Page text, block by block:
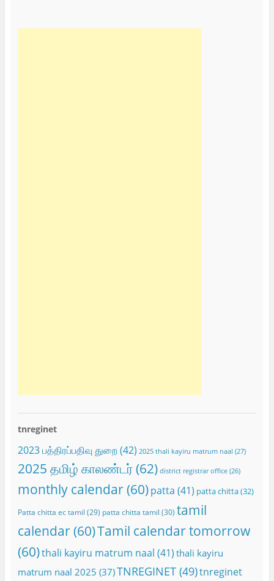
tnreginet
2023 பத்திரப்பதிவு துறை(42) 2025 thali kayiru matrum naal (27)
2025 தமிழ் காலண்டர்(62) district registrar office(26)
monthly calendar(60) patta (41) patta chitta(32)
Patta chitta ec tamil (29) patta chitta tamil (30) tamil
calendar(60)Tamil calendar tomorrow
(60)thali kayiru matrum naal (41) thali kayiru
matrum naal 2025 (37)TNREGINET(49)tnreginet